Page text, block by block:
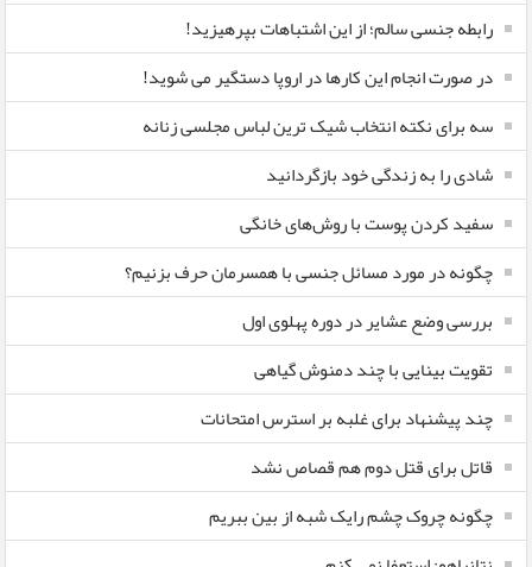
رابطه جنسی سالم؛ از این اشتباهات بپرهیزید!
در صورت انجام این کارها در اروپا دستگیر می شوید!
سه برای نکته انتخاب شیک ترین لباس مجلسی زنانه
شادی را به زندگی خود بازگردانید
سفید کردن پوست با روش‌های خانگی
چگونه در مورد مسائل جنسی با همسرمان حرف بزنیم؟
بررسی وضع عشایر در دوره پهلوی اول
تقویت بینایی با چند دمنوش گیاهی
چند پیشنهاد برای غلبه بر استرس امتحانات
قاتل برای قتل دوم هم قصاص نشد
چگونه چروک چشم رایک شبه از بین ببریم